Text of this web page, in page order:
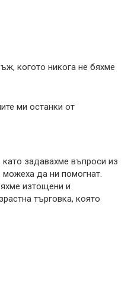
когото никога не бяхме
ми останки от
задавахме въпроси из
да ни помогнат.
изтощени и
търговка, която